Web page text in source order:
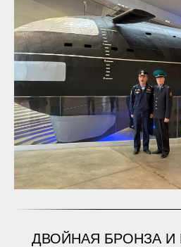
ДВОЙНАЯ БРОНЗА И